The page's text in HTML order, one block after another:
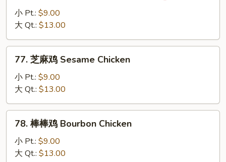
Tso's
Chicken
小 Pt.: $9.00
大 Qt.: $13.00
77.
Sesame
Chicken
77. 芝麻鸡 Sesame Chicken
小 Pt.: $9.00
大 Qt.: $13.00
78.
78. 棒棒鸡 Bourbon Chicken
小 Pt.: $9.00
大 Qt.: $13.00